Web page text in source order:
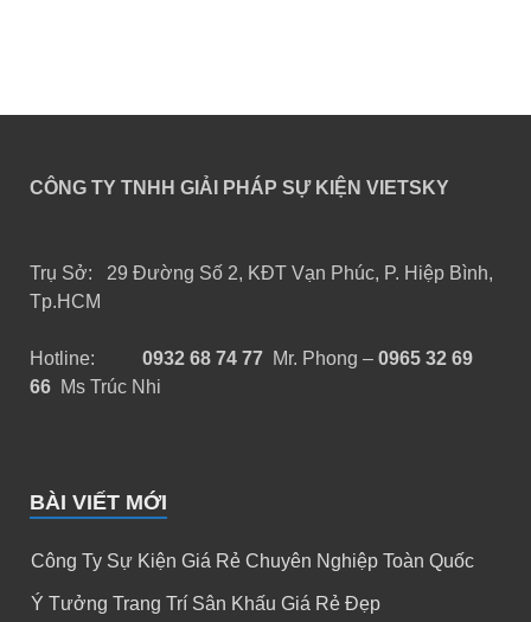
CÔNG TY TNHH GIẢI PHÁP SỰ KIỆN VIETSKY
Trụ Sở: 29 Đường Số 2, KĐT Vạn Phúc, P. Hiệp Bình,
Tp.HCM
Hotline: 0932 68 74 77 Mr. Phong – 0965 32 69
66 Ms Trúc Nhi
BÀI VIẾT MỚI
Công Ty Sự Kiện Giá Rẻ Chuyên Nghiệp Toàn Quốc
Ý Tưởng Trang Trí Sân Khấu Giá Rẻ Đẹp